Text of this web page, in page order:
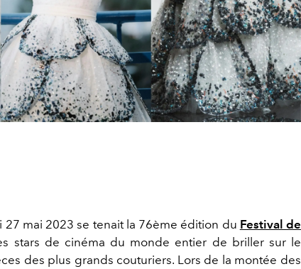
mai 2023 se tenait la 76ème édition du Festival de
stars de cinéma du monde entier de briller sur le
des plus grands couturiers. Lors de la montée des